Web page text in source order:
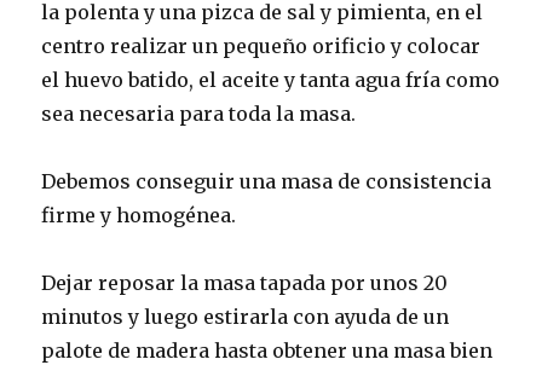
la polenta y una pizca de sal y pimienta, en el
centro realizar un pequeño orificio y colocar
el huevo batido, el aceite y tanta agua fría como
sea necesaria para toda la masa.
Debemos conseguir una masa de consistencia
firme y homogénea.
Dejar reposar la masa tapada por unos 20
minutos y luego estirarla con ayuda de un
palote de madera hasta obtener una masa bien